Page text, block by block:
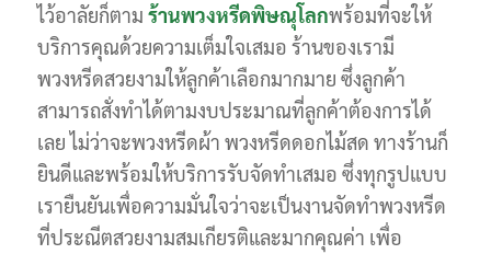
ไว้อาลัยก็ตาม ร้านพวงหรีดพิษณุโลกพร้อมที่จะให้
บริการคุณด้วยความเต็มใจเสมอ ร้านของเรามี
พวงหรีดสวยงามให้ลูกค้าเลือกมากมาย ซึ่งลูกค้า
สามารถสั่งทำได้ตามงบประมาณที่ลูกค้าต้องการได้
เลย ไม่ว่าจะพวงหรีดผ้า พวงหรีดดอกไม้สด ทางร้านก็
ยินดีและพร้อมให้บริการรับจัดทำเสมอ ซึ่งทุกรูปแบบ
เรายืนยันเพื่อความมั่นใจว่าจะเป็นงานจัดทำพวงหรีด
ที่ประณีตสวยงามสมเกียรติและมากคุณค่า เพื่อ